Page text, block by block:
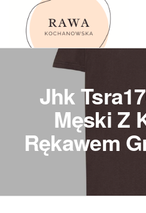
Przejdź
Jhk
Męski Z
Rękawem